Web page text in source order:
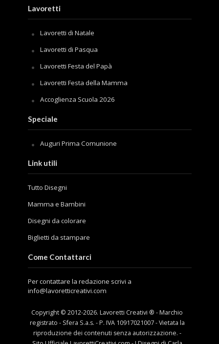
Lavoretti
Lavoretti di Natale
Lavoretti di Pasqua
Lavoretti Festa del Papà
Lavoretti Festa della Mamma
Accoglienza Scuola 2026
Speciale
Auguri Prima Comunione
Link utili
Tutto Disegni
Mamma e Bambini
Disegni da colorare
Biglietti da stampare
Come Contattarci
Per contattare la redazione scrivi a
info@lavoretticreativi.com
Copyright © 2012-2026. Lavoretti Creativi ® - Marchio
registrato - Sfera S.a.s. - P. IVA 10917021007 - Vietata la
riproduzione dei contenuti senza autorizzazione. -